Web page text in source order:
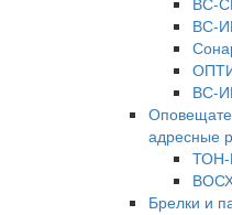
ВС-
ВС-
адресные
ТОН-
Брелки и